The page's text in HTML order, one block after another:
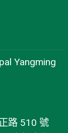
Yangming
路 510 號